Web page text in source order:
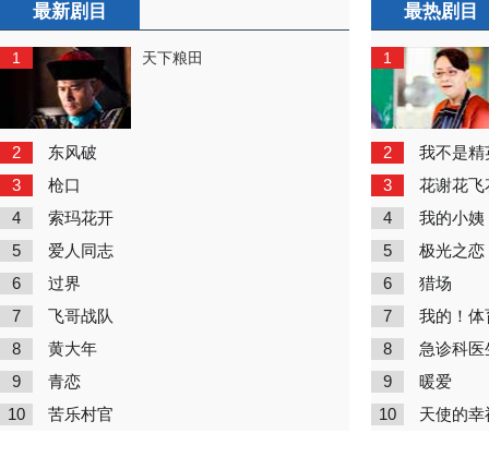
最新剧目
1 天下粮田
2 东风破
3 枪口
4 索玛花开
5 爱人同志
6 过界
7 飞哥战队
8 黄大年
9 青恋
10 苦乐村官
最热剧目
1
2 我不是精
3 花谢花飞
4 我的小姨
5 极光之恋
6 猎场
7 我的！体
8 急诊科医
9 暖爱
10 天使的幸